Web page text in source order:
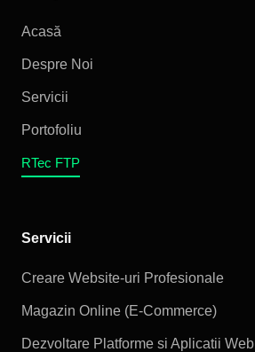
Acasă
Despre Noi
Servicii
Portofoliu
RTec FTP
Servicii
Creare Website-uri Profesionale
Magazin Online (E-Commerce)
Dezvoltare Platforme si Aplicatii Web